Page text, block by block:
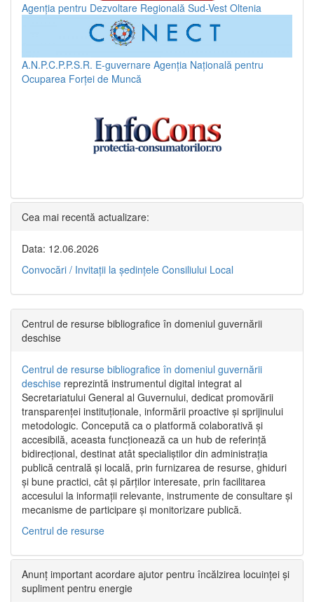
Agenția pentru Dezvoltare Regională Sud-Vest Oltenia
A.N.P.C.P.P.S.R. E-guvernare Agenția Națională pentru
Ocuparea Forței de Muncă
Cea mai recentă actualizare:
Data: 12.06.2026
Convocări / Invitaţii la şedinţele Consiliului Local
Centrul de resurse bibliografice în domeniul guvernării
deschise
Centrul de resurse bibliografice în domeniul guvernării
deschise reprezintă instrumentul digital integrat al
Secretariatului General al Guvernului, dedicat promovării
transparenței instituționale, informării proactive și sprijinului
metodologic. Concepută ca o platformă colaborativă și
accesibilă, aceasta funcționează ca un hub de referință
bidirecțional, destinat atât specialiștilor din administrația
publică centrală și locală, prin furnizarea de resurse, ghiduri
și bune practici, cât și părților interesate, prin facilitarea
accesului la informații relevante, instrumente de consultare și
mecanisme de participare și monitorizare publică.
Centrul de resurse
Anunț important acordare ajutor pentru încălzirea locuinței și
supliment pentru energie